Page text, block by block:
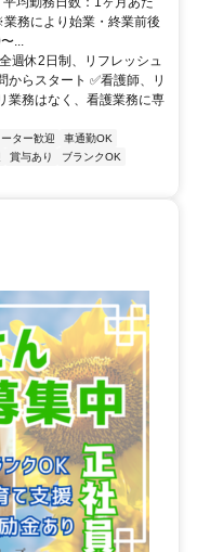
務により始業・終業前後
...
週休2日制、リフレッシュ
からスタート ✅看護師、リ
業務はなく、看護業務に専
ター歓迎
車通勤OK
賞与あり
ブランクOK